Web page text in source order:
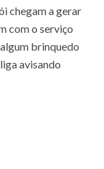
chegam a gerar
com o serviço
brinquedo
avisando